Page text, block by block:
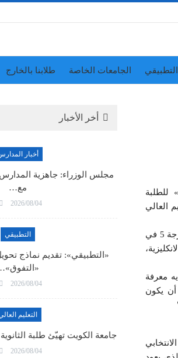
التطبيقي الجامعات الخاصة طلابنا بالخارج
للطلبة
العالي
وتبرر الاتحادات رفضها قرار الوزارة بحجة ان خريجي الثانوية العامة لم يُؤهلوا بشكل كافٍ لتلبية الشرط واحراز درجة 5 في
معرفة
أن يكون
أخر الأخبار
أخبار
مجلس الوزراء: جاهزية المدارس
مع…
2026/08/04
التطبيقي
«التطبيقي»: تقديم نماذج
2026/08/04
التعليم
جامعة الكويت تهيّئ طلبة
2026/08/04